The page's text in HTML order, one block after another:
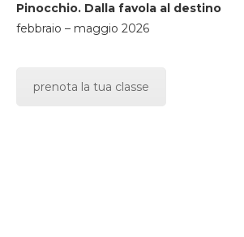
Pinocchio. Dalla favola al destino
febbraio – maggio 2026
prenota la tua classe